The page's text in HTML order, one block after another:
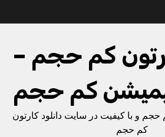
کم حجم –
کم حجم
حجم و با کیفیت در سایت دانلود کارتون
کم حجم